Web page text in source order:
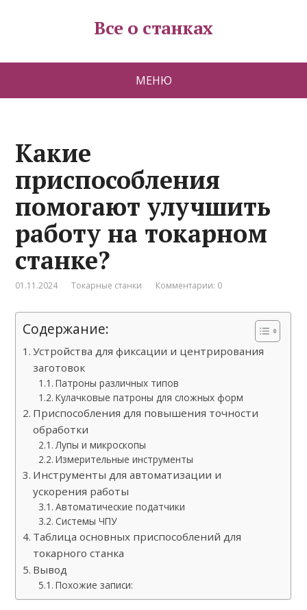
Все о станках
МЕНЮ
Какие
приспособления
помогают улучшить
работу на токарном
станке?
01.11.2024 Токарные станки Комментарии: 0
Содержание:
Устройства для фиксации и центрирования
заготовок
Патроны различных типов
Кулачковые патроны для сложных форм
Приспособления для повышения точности
обработки
Лупы и микроскопы
Измерительные инструменты
Инструменты для автоматизации и
ускорения работы
Автоматические податчики
Системы ЧПУ
Таблица основных приспособлений для
токарного станка
Вывод
Похожие записи: